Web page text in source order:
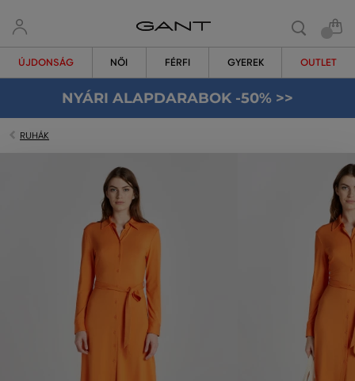
ÚJDONSÁG NŐI FÉRFI GYEREK OUTLET
NYÁRI ALAPDARABOK -50% >>
RUHÁK